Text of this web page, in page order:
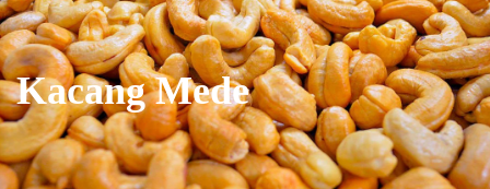
Kacang Mede